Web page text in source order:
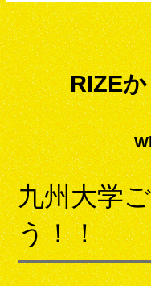
RIZE
九州大学
う！！